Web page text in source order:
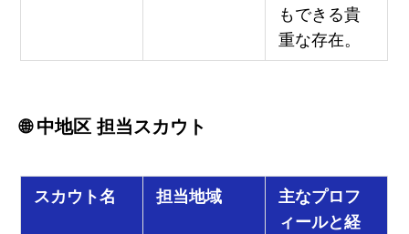
もできる貴
重な存在。
🌐 中地区 担当スカウト
スカウト名 担当地域
主なプロフ
ィールと経